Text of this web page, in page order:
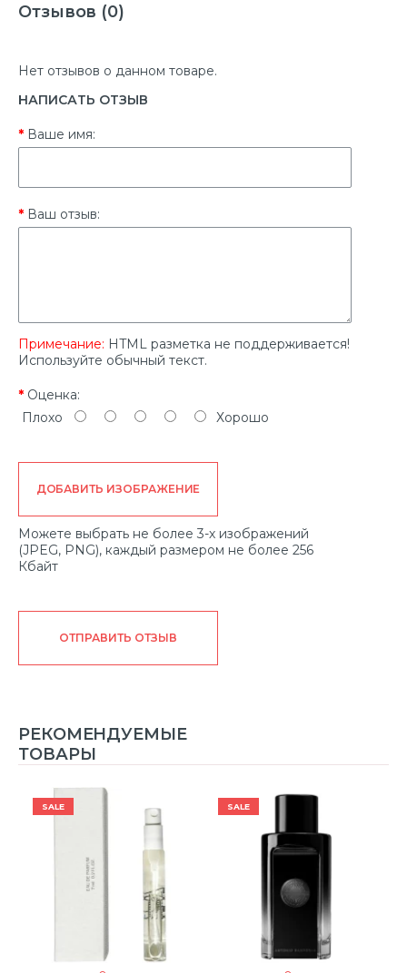
Отзывов (0)
Нет отзывов о данном товаре.
НАПИСАТЬ ОТЗЫВ
Ваше имя:
Ваш отзыв:
Примечание: HTML разметка не поддерживается!
Используйте обычный текст.
Оценка:
Плохо
Хорошо
ДОБАВИТЬ ИЗОБРАЖЕНИЕ
Можете выбрать не более 3-х изображений
(JPEG, PNG), каждый размером не более 256
Кбайт
ОТПРАВИТЬ ОТЗЫВ
РЕКОМЕНДУЕМЫЕ
ТОВАРЫ
SALE SALE